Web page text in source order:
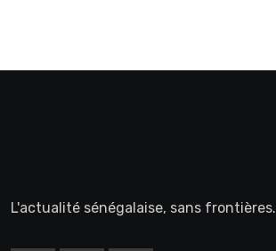
L'actualité sénégalaise, sans frontières.